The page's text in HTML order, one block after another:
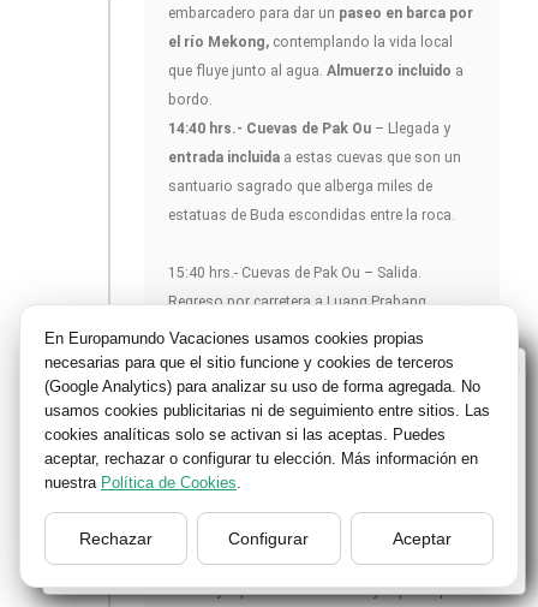
embarcadero para dar un paseo en barca por
el río Mekong, contemplando la vida local
que fluye junto al agua. Almuerzo incluido a
bordo.
14:40 hrs.- Cuevas de Pak Ou – Llegada y
entrada incluida a estas cuevas que son un
santuario sagrado que alberga miles de
estatuas de Buda escondidas entre la roca.
15:40 hrs.- Cuevas de Pak Ou – Salida.
Regreso por carretera a Luang Prabang.
Parada en el pueblo de
Ban Xang Khong
conocido por el algodón y el tejido de seda.
17:45 hrs.- Luang Prabang– Llegada al
hotel.
Nota: la ascensión del monte Phousi se ha
recomendamos visitar por su cuenta durante
el día (no lo recomendamos durante la puesta
del sol ya que a menudo no hay espacio para
Bienvenido a Europamundo Vacaciones, está usted
en el sitio internacional de:
Wellcome to Europamundo Vacations, your in the
international site of:
cambiar/change
En Europamundo Vacaciones usamos cookies propias
necesarias para que el sitio funcione y cookies de terceros
(Google Analytics) para analizar su uso de forma agregada. No
usamos cookies publicitarias ni de seguimiento entre sitios. Las
cookies analíticas solo se activan si las aceptas. Puedes
aceptar, rechazar o configurar tu elección. Más información en
nuestra Política de Cookies.
Rechazar Configurar Aceptar